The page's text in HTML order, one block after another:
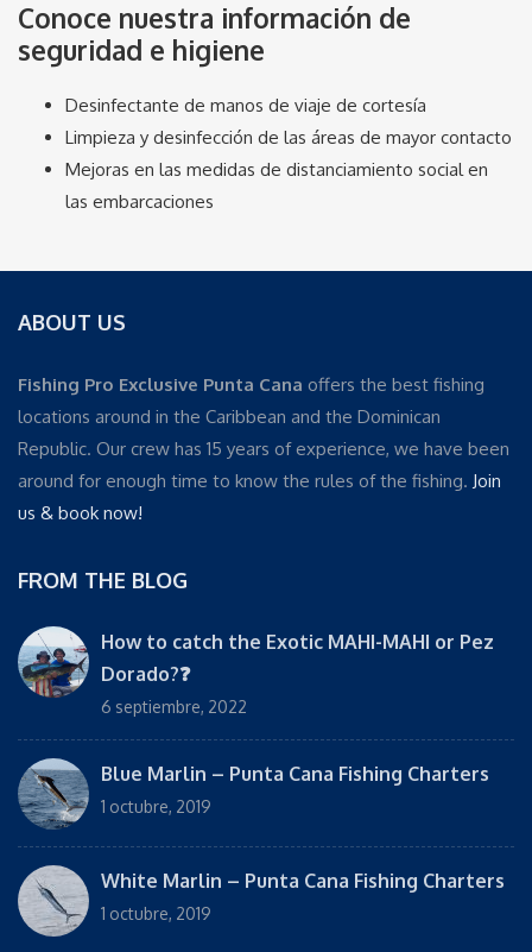
Conoce nuestra información de
seguridad e higiene
Desinfectante de manos de viaje de cortesía
Limpieza y desinfección de las áreas de mayor contacto
Mejoras en las medidas de distanciamiento social en
las embarcaciones
ABOUT US
Fishing Pro Exclusive Punta Cana offers the best fishing
locations around in the Caribbean and the Dominican
Republic. Our crew has 15 years of experience, we have been
around for enough time to know the rules of the fishing. Join
us & book now!
FROM THE BLOG
How to catch the Exotic MAHI-MAHI or Pez
Dorado?❓
6 septiembre, 2022
Blue Marlin – Punta Cana Fishing Charters
1 octubre, 2019
White Marlin – Punta Cana Fishing Charters
1 octubre, 2019